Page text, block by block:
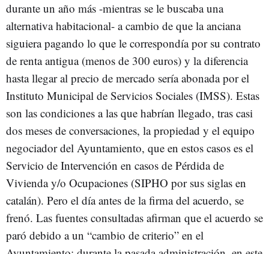
durante un año más -mientras se le buscaba una
alternativa habitacional- a cambio de que la anciana
siguiera pagando lo que le correspondía por su contrato
de renta antigua (menos de 300 euros) y la diferencia
hasta llegar al precio de mercado sería abonada por el
Instituto Municipal de Servicios Sociales (IMSS). Estas
son las condiciones a las que habrían llegado, tras casi
dos meses de conversaciones, la propiedad y el equipo
negociador del Ayuntamiento, que en estos casos es el
Servicio de Intervención en casos de Pérdida de
Vivienda y/o Ocupaciones (SIPHO por sus siglas en
catalán). Pero el día antes de la firma del acuerdo, se
frenó. Las fuentes consultadas afirman que el acuerdo se
paró debido a un “cambio de criterio” en el